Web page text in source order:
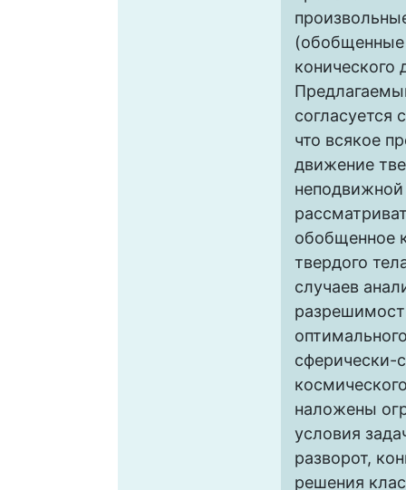
конического
согласуется
что всякое
движение
обобщенное
твердого
случаев
сферически-
наложены
условия
разворот,
решения